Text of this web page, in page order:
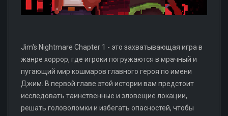
Jim's Nightmare Chapter 1 - это захватывающая игра в
жанре хоррор, где игроки погружаются в мрачный и
пугающий мир кошмаров главного героя по имени
Джим. В первой главе этой истории вам предстоит
исследовать таинственные и зловещие локации,
решать головоломки и избегать опасностей, чтобы